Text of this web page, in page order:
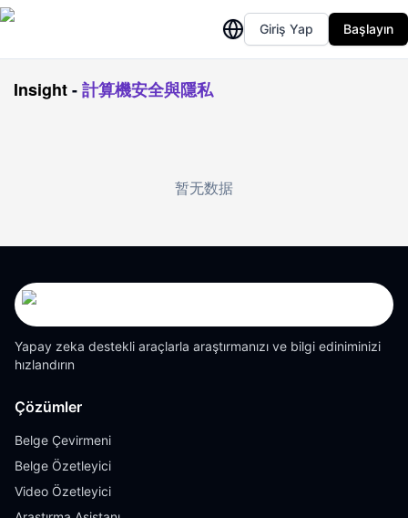
Giriş Yap Başlayın
Insight-計算機安全與隱私
暂无数据
Yapay zeka destekli araçlarla araştırmanızı ve bilgi ediniminizi
hızlandırın
Çözümler
Belge Çevirmeni
Belge Özetleyici
Video Özetleyici